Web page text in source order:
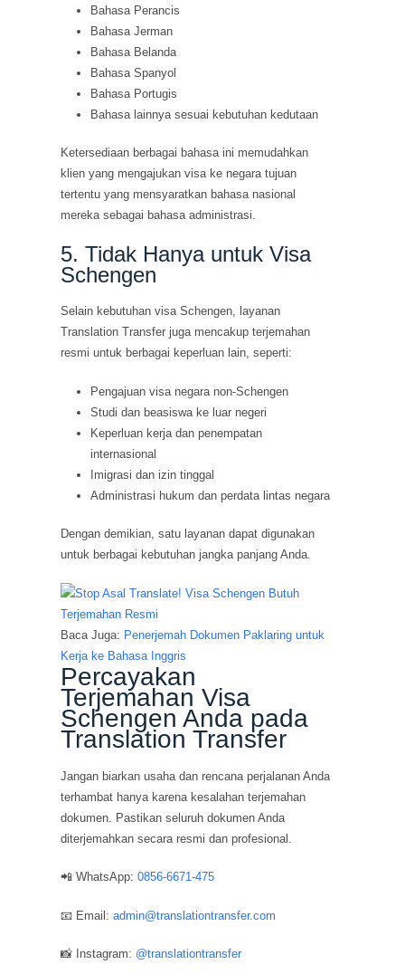
Bahasa Perancis
Bahasa Jerman
Bahasa Belanda
Bahasa Spanyol
Bahasa Portugis
Bahasa lainnya sesuai kebutuhan kedutaan
Ketersediaan berbagai bahasa ini memudahkan
klien yang mengajukan visa ke negara tujuan
tertentu yang mensyaratkan bahasa nasional
mereka sebagai bahasa administrasi.
5. Tidak Hanya untuk Visa
Schengen
Selain kebutuhan visa Schengen, layanan
Translation Transfer juga mencakup terjemahan
resmi untuk berbagai keperluan lain, seperti:
Pengajuan visa negara non-Schengen
Studi dan beasiswa ke luar negeri
Keperluan kerja dan penempatan
internasional
Imigrasi dan izin tinggal
Administrasi hukum dan perdata lintas negara
Dengan demikian, satu layanan dapat digunakan
untuk berbagai kebutuhan jangka panjang Anda.
Baca Juga: Penerjemah Dokumen Paklaring untuk
Kerja ke Bahasa Inggris
Percayakan
Terjemahan Visa
Schengen Anda pada
Translation Transfer
Jangan biarkan usaha dan rencana perjalanan Anda
terhambat hanya karena kesalahan terjemahan
dokumen. Pastikan seluruh dokumen Anda
diterjemahkan secara resmi dan profesional.
📲 WhatsApp:0856-6671-475
📧 Email:admin@translationtransfer.com
📸 Instagram: @translationtransfer